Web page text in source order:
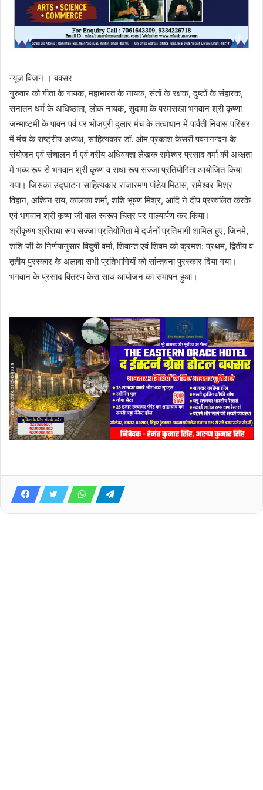
न्यूज विजन । बक्सर
गुरुवार को गीता के गायक, महाभारत के नायक, संतों के रक्षक, दुष्टों के संहारक,
सनातन धर्म के अधिष्ठाता, लोक नायक, सुदामा के परमसखा भगवान श्री कृष्णा
जन्माष्टमी के पावन पर्व पर भोजपुरी दुलार मंच के तत्वाधान में पार्वती निवास परिसर
में मंच के राष्ट्रीय अध्यक्ष, साहित्यकार डॉ. ओम प्रकाश केसरी पवननन्दन‌ के
संयोजन एवं संचालन में एवं वरीय अधिवक्ता लेखक रामेश्वर प्रसाद वर्मा की अध्क्षता
में भव्य रूप से भगवान श्री कृष्ण व राधा रूप सज्जा प्रतियोगिता आयोजित किया
गया। जिसका उद्घाटन साहित्यकार राजारमण पांडेय मिठास, रामेश्वर मिश्र
विहान, अश्विन राय, कालका शर्मा, शशि भूषण मिश्र, आदि ने दीप प्रज्वलित करके
एवं भगवान श्री कृष्ण जी बाल स्वरूप चित्र पर माल्यार्पण कर किया।
श्रीकृष्ण श्रीराधा रूप सज्जा प्रतियोगिता में दर्जनों प्रतिभागी शामिल हुए, जिनमे,
शशि जी के निर्णयानुसार विदुषी वर्मा, शिवान्त एवं शिवम को क्रमश: प्रथम, द्वितीय व
तृतीय पुरस्कार के अलावा सभी प्रतिभागियों को सांन्तवना पुरस्कार दिया गया।
भगवान के प्रसाद वितरण केस साथ आयोजन का समापन हुआ।